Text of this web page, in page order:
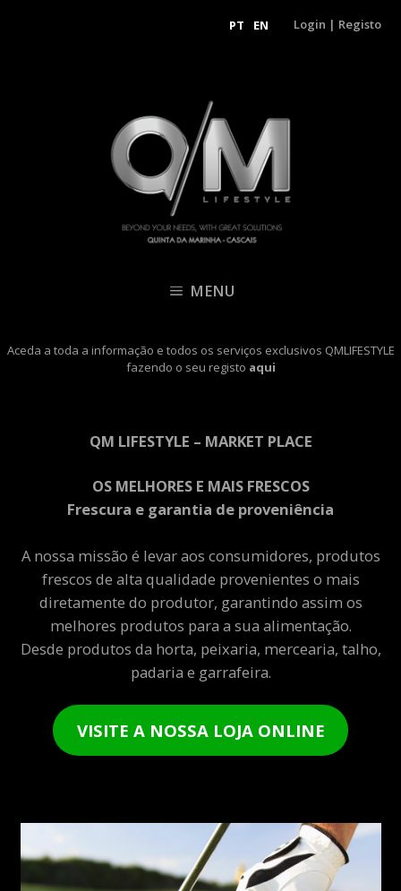
PT EN Login | Registo
MENU
Aceda a toda a informação e todos os serviços exclusivos QMLIFESTYLE
fazendo o seu registo aqui
QM LIFESTYLE – MARKET PLACE
OS MELHORES E MAIS FRESCOS
Frescura e garantia de proveniência
A nossa missão é levar aos consumidores, produtos
frescos de alta qualidade provenientes o mais
diretamente do produtor, garantindo assim os
melhores produtos para a sua alimentação.
Desde produtos da horta, peixaria, mercearia, talho,
padaria e garrafeira.
VISITE A NOSSA LOJA ONLINE